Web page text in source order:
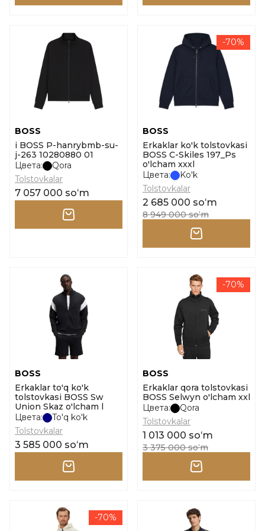
BOSS
i BOSS P-hanrybmb-su-
j-263 10280880 01
Цвета:
Qora
Tolstovkalar
7 057 000 soʻm
-70%
BOSS
Erkaklar ko'k tolstovkasi
BOSS C-Skiles 197_Ps
o'lcham xxxl
Цвета:
Ko'k
Tolstovkalar
2 685 000 soʻm
8 949 000 soʻm
BOSS
Erkaklar to'q ko'k
tolstovkasi BOSS Sw
Union Skaz o'lcham l
Цвета:
To'q ko'k
Tolstovkalar
3 585 000 soʻm
-70%
BOSS
Erkaklar qora tolstovkasi
BOSS Selwyn o'lcham xxl
Цвета:
Qora
Tolstovkalar
1 013 000 soʻm
3 375 000 soʻm
-70%